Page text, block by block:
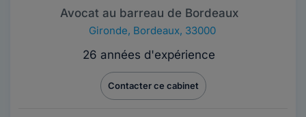
Avocat au barreau de Bordeaux
Gironde, Bordeaux, 33000
26 années d'expérience
Contacter ce cabinet